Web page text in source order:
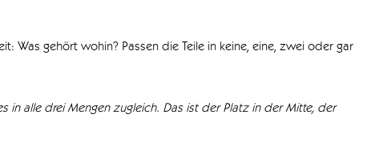
Was gehört wohin? Passen die Teile in keine, eine, zwei oder gar
in alle drei Mengen zugleich. Das ist der Platz in der Mitte, der